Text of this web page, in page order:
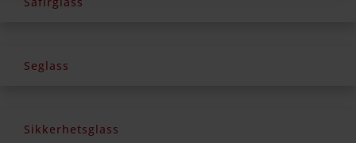
Seglass
Sikkerhetsglass